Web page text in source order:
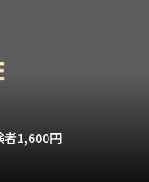
者1,600円